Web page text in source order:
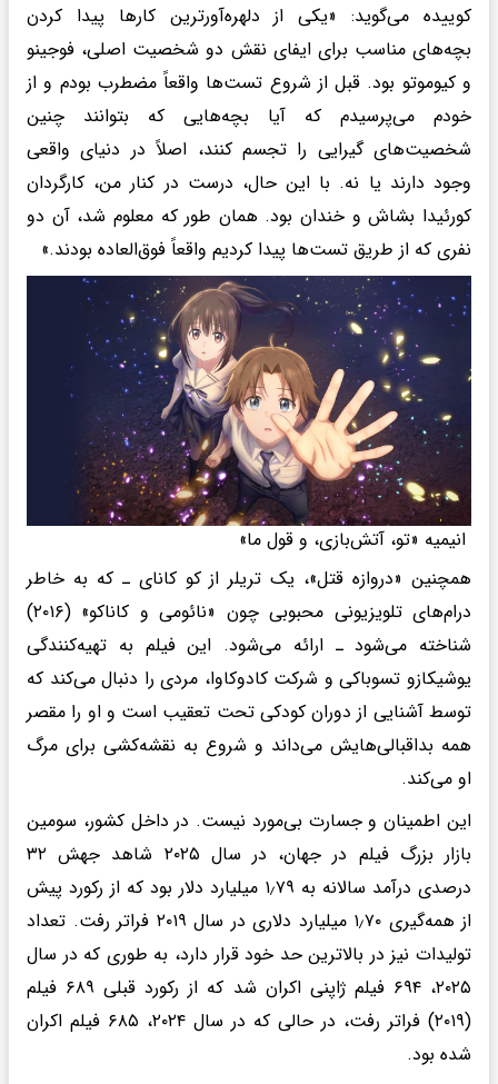
کوییده می‌گوید: «یکی از دلهره‌آورترین کارها پیدا کردن
بچه‌های مناسب برای ایفای نقش دو شخصیت اصلی، فوجینو
و کیوموتو بود. قبل از شروع تست‌ها واقعاً مضطرب بودم و از
خودم می‌پرسیدم که آیا بچه‌هایی که بتوانند چنین
شخصیت‌های گیرایی را تجسم کنند، اصلاً در دنیای واقعی
وجود دارند یا نه. با این حال، درست در کنار من، کارگردان
کورئیدا بشاش و خندان بود. همان طور که معلوم شد، آن دو
نفری که از طریق تست‌ها پیدا کردیم واقعاً فوق‌العاده بودند.»
انیمیه «تو، آتش‌بازی، و قول ما»
همچنین «دروازه قتل»، یک تریلر از کو کانای ـ که به خاطر
درام‌های تلویزیونی محبوبی چون «نائومی و کاناکو» (۲۰۱۶)
شناخته می‌شود ـ ارائه می‌شود. این فیلم به تهیه‌کنندگی
یوشیکازو تسوباکی و شرکت کادوکاوا، مردی را دنبال می‌کند که
توسط آشنایی از دوران کودکی تحت تعقیب است و او را مقصر
همه بداقبالی‌هایش می‌داند و شروع به نقشه‌کشی برای مرگ
او می‌کند.
این اطمینان و جسارت بی‌مورد نیست. در داخل کشور، سومین
بازار بزرگ فیلم در جهان، در سال ۲۰۲۵ شاهد جهش ۳۲
درصدی درآمد سالانه به ۱٫۷۹ میلیارد دلار بود که از رکورد پیش
از همه‌گیری ۱٫۷۰ میلیارد دلاری در سال ۲۰۱۹ فراتر رفت. تعداد
تولیدات نیز در بالاترین حد خود قرار دارد، به طوری که در سال
۲۰۲۵، ۶۹۴ فیلم ژاپنی اکران شد که از رکورد قبلی ۶۸۹ فیلم
(۲۰۱۹) فراتر رفت، در حالی که در سال ۲۰۲۴، ۶۸۵ فیلم اکران
شده بود.